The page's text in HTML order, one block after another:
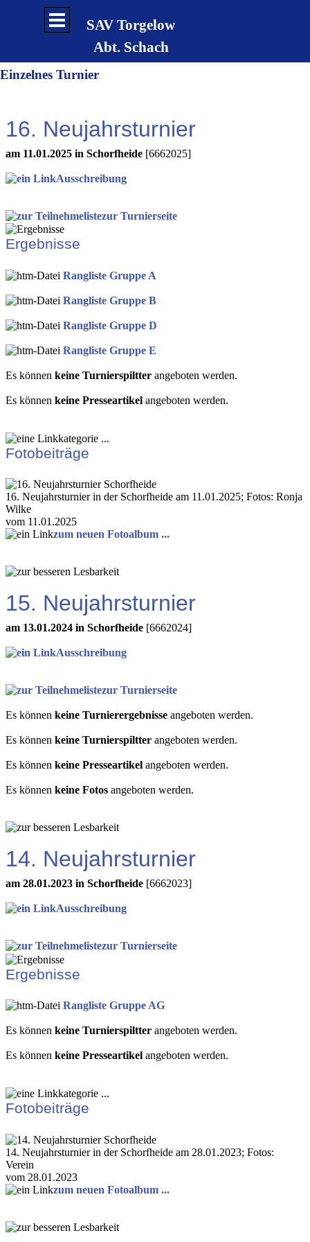
Direkt zum Seiteninhalt
SAV Torgelow
Abt. Schach
Menü überspringen
Einzelnes Turnier
16. Neujahrsturnier
am 11.01.2025 in Schorfheide [6662025]
Ausschreibung
zur Turnierseite
Ergebnisse
Rangliste Gruppe A
Rangliste Gruppe B
Rangliste Gruppe D
Rangliste Gruppe E
Es können keine Turnierspiltter angeboten werden.
Es können keine Presseartikel angeboten werden.
Fotobeiträge
16. Neujahrsturnier in der Schorfheide am 11.01.2025; Fotos: Ronja
Wilke
vom 11.01.2025
zum neuen Fotoalbum ...
15. Neujahrsturnier
am 13.01.2024 in Schorfheide [6662024]
Ausschreibung
zur Turnierseite
Es können keine Turnierergebnisse angeboten werden.
Es können keine Turnierspiltter angeboten werden.
Es können keine Presseartikel angeboten werden.
Es können keine Fotos angeboten werden.
14. Neujahrsturnier
am 28.01.2023 in Schorfheide [6662023]
Ausschreibung
zur Turnierseite
Ergebnisse
Rangliste Gruppe AG
Es können keine Turnierspiltter angeboten werden.
Es können keine Presseartikel angeboten werden.
Fotobeiträge
14. Neujahrsturnier in der Schorfheide am 28.01.2023; Fotos:
Verein
vom 28.01.2023
zum neuen Fotoalbum ...